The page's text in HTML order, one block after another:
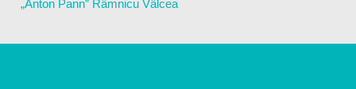
„Anton Pann” Râmnicu Vâlcea